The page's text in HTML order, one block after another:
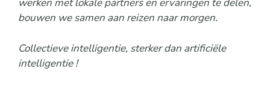
werken met lokale partners en ervaringen te delen,
bouwen we samen aan reizen naar morgen.
Collectieve intelligentie, sterker dan artificiële
intelligentie !